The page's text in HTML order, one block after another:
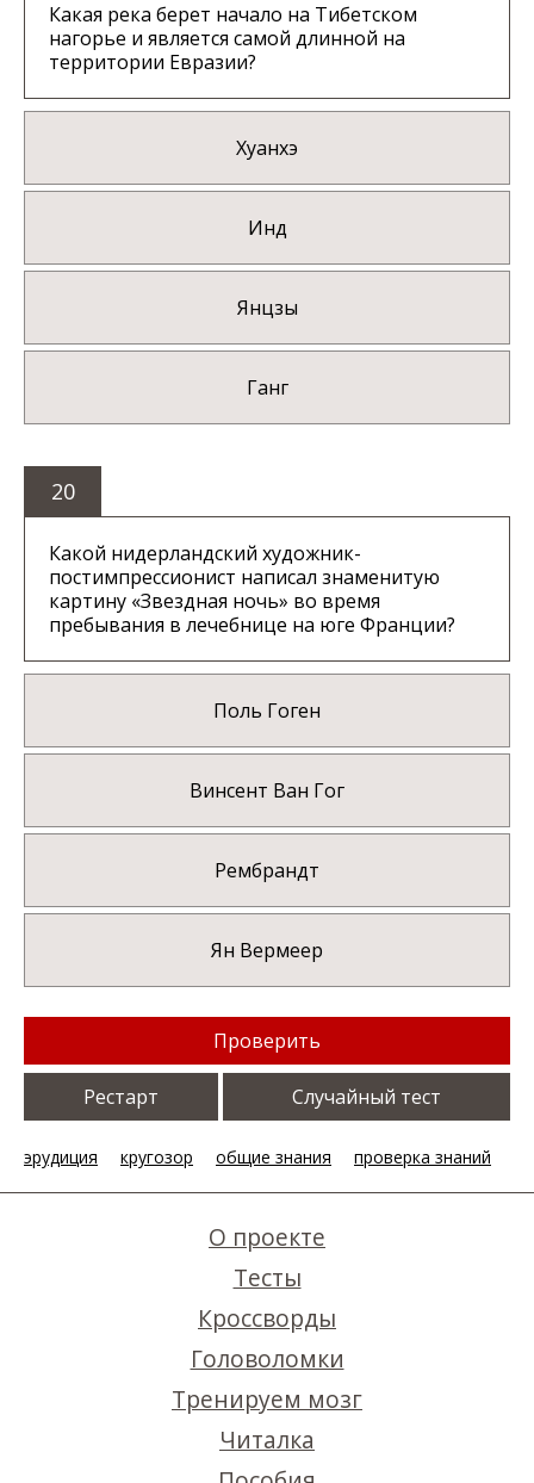
Какая река берет начало на Тибетском
нагорье и является самой длинной на
территории Евразии?
Хуанхэ
Инд
Янцзы
Ганг
20
Какой нидерландский художник-
постимпрессионист написал знаменитую
картину «Звездная ночь» во время
пребывания в лечебнице на юге Франции?
Поль Гоген
Винсент Ван Гог
Рембрандт
Ян Вермеер
Проверить
Рестарт Случайный тест
эрудиция кругозор общие знания проверка знаний
О проекте
Тесты
Кроссворды
Головоломки
Тренируем мозг
Читалка